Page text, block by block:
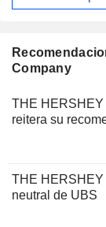
Company
THE HERSHEY
reitera su
THE HERSHEY
neutral de UBS